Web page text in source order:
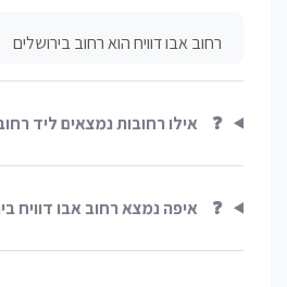
רחוב אבו דוויח הוא רחוב בירושלים
❓ אילו רחובות נמצאים ליד
❓ איפה נמצא רחוב אבו דוויח